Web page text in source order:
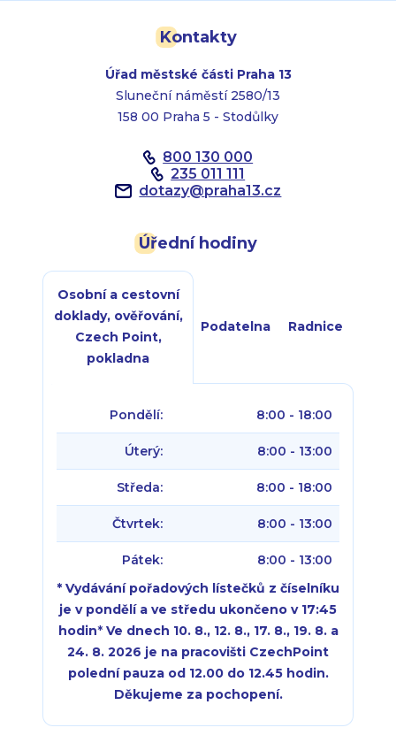
Kontakty
Úřad městské části Praha 13
Sluneční náměstí 2580/13
158 00 Praha 5 - Stodůlky
800 130 000
235 011 111
dotazy@praha13.cz
Úřední hodiny
Osobní a cestovní
doklady, ověřování,
Czech Point,
pokladna
Podatelna Radnice
Pondělí: 8:00 - 18:00
Úterý: 8:00 - 13:00
Středa: 8:00 - 18:00
Čtvrtek: 8:00 - 13:00
Pátek:
8:00 - 13:00
* Vydávání pořadových lístečků z číselníku
je v pondělí a ve středu ukončeno v 17:45
hodin* Ve dnech 10. 8., 12. 8., 17. 8., 19. 8. a
24. 8. 2026 je na pracovišti CzechPoint
polední pauza od 12.00 do 12.45 hodin.
Děkujeme za pochopení.